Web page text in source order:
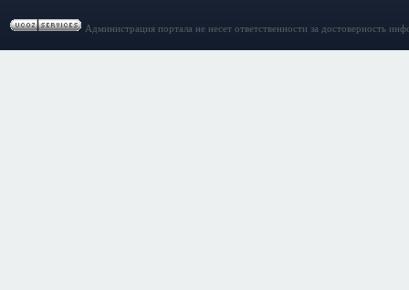
Администрация портала не несет ответственности за достоверность